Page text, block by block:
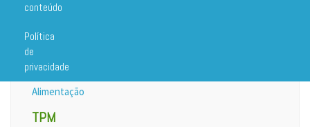
conteúdo
Política
de
privacidade
corantes
Alimentação
TPM